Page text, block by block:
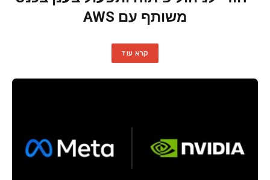
משותף עם AWS
קרא עוד